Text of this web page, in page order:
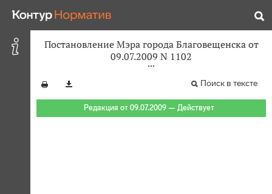
Постановление Мэра города Благовещенска от
09.07.2009 N 1102
Поиск в тексте
Редакция от 09.07.2009 — Действует